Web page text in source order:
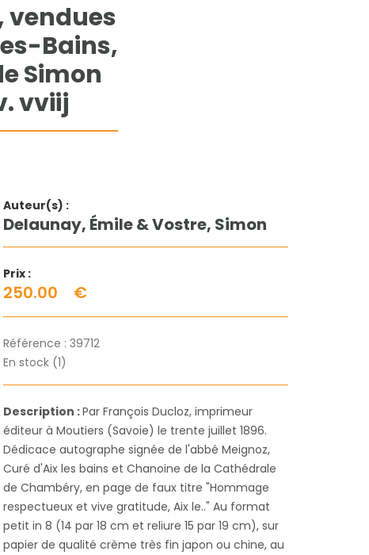
vendues
Bains,
Simon
vviij
Auteur(s) :
Delaunay, Émile & Vostre, Simon
Prix :
250.00 €
Référence : 39712
En stock (1)
Description :Par François Ducloz, imprimeur
éditeur à Moutiers (Savoie) le trente juillet 1896.
Dédicace autographe signée de l'abbé Meignoz,
Curé d'Aix les bains et Chanoine de la Cathédrale
de Chambéry, en page de faux titre "Hommage
respectueux et vive gratitude, Aix le.." Au format
petit in 8 (14 par 18 cm et reliure 15 par 19 cm), sur
papier de qualité crème très fin japon ou chine, au